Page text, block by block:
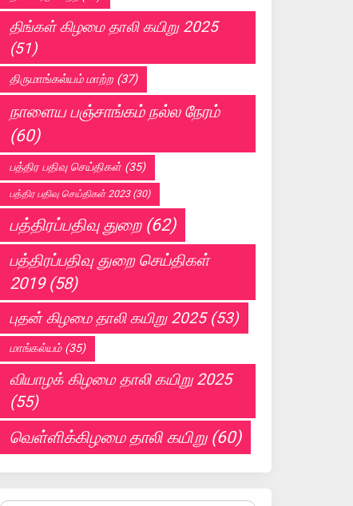
திங்கள் கிழமை தாலி கயிறு 2025
(51)
திருமாங்கல்யம் மாற்ற (37)
நாளைய பஞ்சாங்கம் நல்ல நேரம்
(60)
பத்திர பதிவு செய்திகள்(35)
பத்திர பதிவு செய்திகள் 2023(30)
பத்திரப்பதிவு துறை(62)
பத்திரப்பதிவு துறை செய்திகள்
2019(58)
புதன் கிழமை தாலி கயிறு 2025(53)
மாங்கல்யம்(35)
வியாழக் கிழமை தாலி கயிறு 2025
(55)
வெள்ளிக்கிழமை தாலி கயிறு(60)